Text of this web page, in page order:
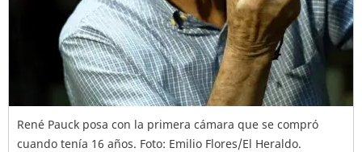
René Pauck posa con la primera cámara que se compró
cuando tenía 16 años. Foto: Emilio Flores/El Heraldo.